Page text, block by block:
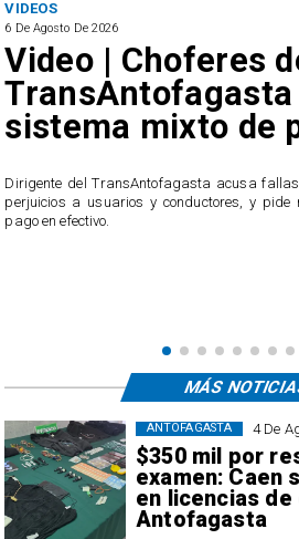
VIDEOS
6 De Agosto De 2026
Video | Choferes
TransAntofagasta
sistema mixto de
​Dirigente del TransAntofagasta acusa
perjuicios a usuarios y conductores, y pide
pago en efectivo.
4 De
$350 mil por
examen: Caen
en licencias
Antofagasta
ANTOFAGASTA
MÁS